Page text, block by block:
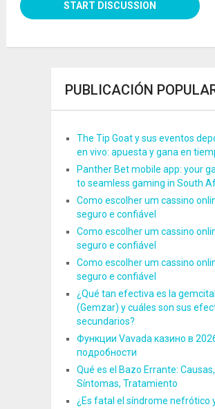
PUBLICACIÓN
The Tip Goat y sus eventos
en vivo: apuesta y gana en
Panther Bet mobile app: your
to seamless gaming in South
Como escolher um cassino
seguro e confiável
Como escolher um cassino
seguro e confiável
Como escolher um cassino
seguro e confiável
¿Qué tan efectiva es la
(Gemzar) y cuáles son sus
secundarios?
Функции Vavada казино в
подробности
Qué es el Bazo Errante: Causas,
Síntomas, Tratamiento
¿Es fatal el síndrome nefrótico